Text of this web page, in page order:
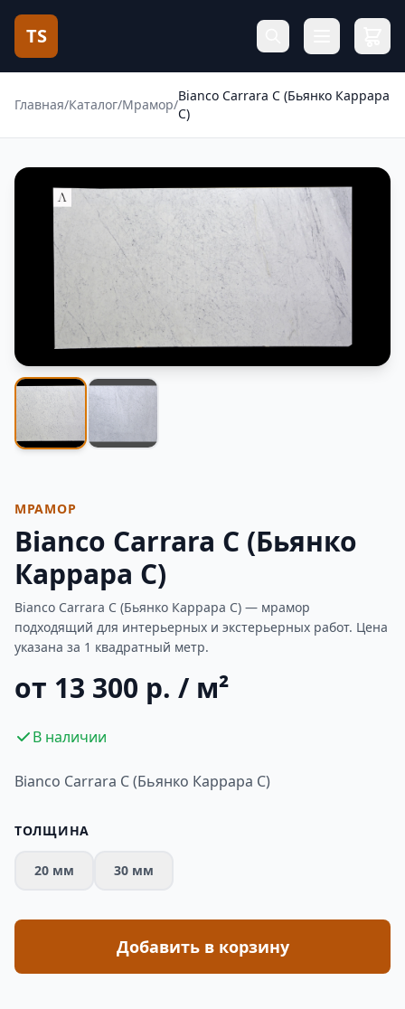
TS
Главная/Каталог/Мрамор/
Bianco Carrara С (Бьянко Каррара
C)
Фотогалерея
МРАМОР
Bianco Carrara С (Бьянко
Каррара C)
Bianco Carrara С (Бьянко Каррара C) — мрамор
подходящий для интерьерных и экстерьерных работ. Цена
указана за 1 квадратный метр.
от 13 300 р. / м²
В наличии
Bianco Carrara С (Бьянко Каррара C)
ТОЛЩИНА
20 мм 30 мм
Добавить в корзину